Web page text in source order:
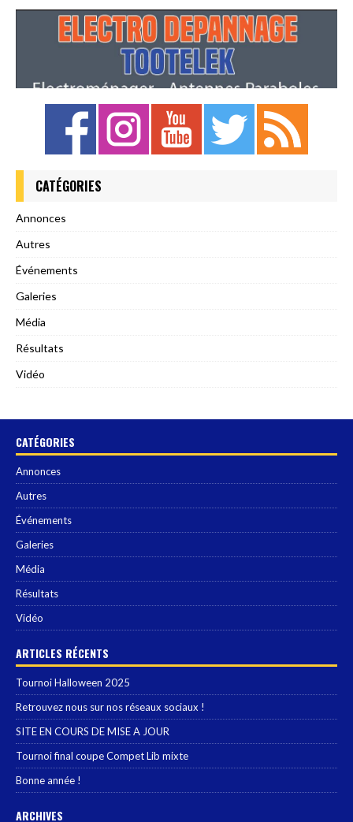
CATÉGORIES
Annonces
Autres
Événements
Galeries
Média
Résultats
Vidéo
CATÉGORIES
Annonces
Autres
Événements
Galeries
Média
Résultats
Vidéo
ARTICLES RÉCENTS
Tournoi Halloween 2025
Retrouvez nous sur nos réseaux sociaux !
SITE EN COURS DE MISE A JOUR
Tournoi final coupe Compet Lib mixte
Bonne année !
ARCHIVES